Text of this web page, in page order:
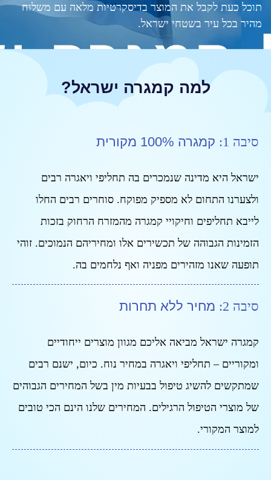
לקבל את המוצר בדיסקרטיות מלאה עם משלוח
עיר בשטחי ישראל.
למה קמגרה ישראל?
קמגרה 100% מקורית
מדינה שנמכרים בה תחליפי ויאגרה רבים
התחום לא מספיק מפוקח. סוחרים רבים החלו
וחיקוייקמגרה מהמזרח הרחוק בזכות
הגבוהה של תכשירים אלו ומחיריהם הנמוכים. זוהי
מזהירים מפניה ואף נלחמים בה.
מחיר ללא תחרות
מביאה אליכם מגוון מוצרים ייחודיים
– תחליפי ויאגרה במחיר נוח. כיום, ישנם רבים
להשיג טיפול בבעיות מין בשל המחירים הגבוהים
הטיפול הרגילים. המחירים שלנו הינם הכי טובים